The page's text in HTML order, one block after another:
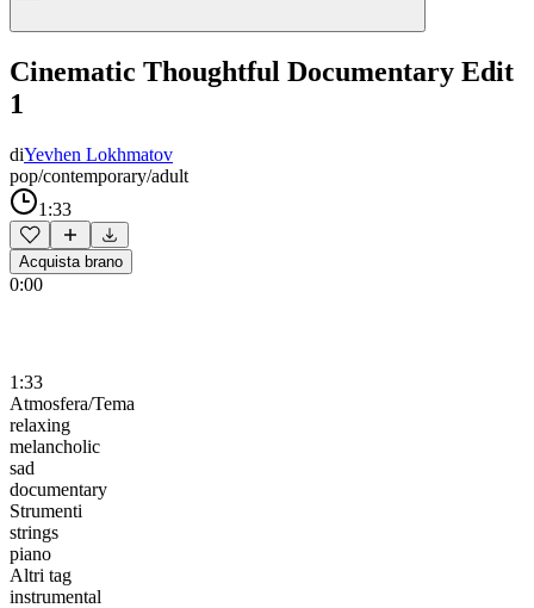
Cinematic Thoughtful Documentary Edit
1
diYevhen Lokhmatov
pop/contemporary/adult
1:33
Acquista brano
0:00
1:33
Atmosfera/Tema
relaxing
melancholic
sad
documentary
Strumenti
strings
piano
Altri tag
instrumental